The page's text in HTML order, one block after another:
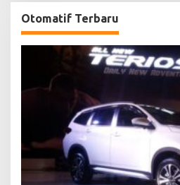
Otomatif Terbaru